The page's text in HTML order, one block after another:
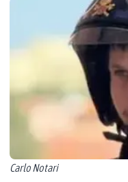
Carlo Notari